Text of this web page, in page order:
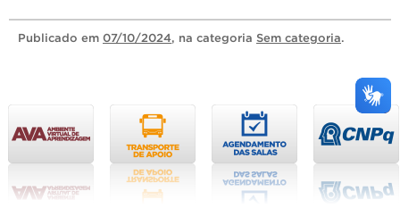
Publicado em 07/10/2024, na categoria Sem categoria.